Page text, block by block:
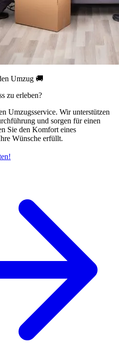
Umzug 🚚
zu erleben?
Umzugsservice. Wir unterstützen
und sorgen für einen
Sie den Komfort eines
Wünsche erfüllt.